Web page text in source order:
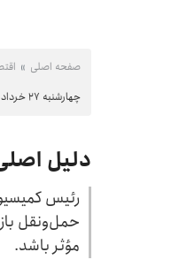
صفحه اصلی
چهارشنبه ۲۷ خرداد ۱۴۰۵ - ۱۵:۲۲
دلیل
رئیس
حمل‌ونقل
مؤثر باشد.